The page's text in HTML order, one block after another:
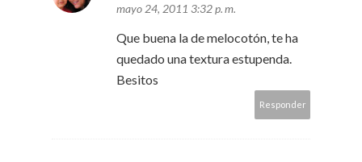
mayo 24, 2011 3:32 p. m.
Que buena la de melocotón, te ha
quedado una textura estupenda.
Besitos
Responder